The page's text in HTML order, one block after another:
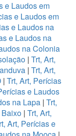
e Laudos em
e Laudos em
e Laudos na
e Laudos na
na Colonia
| Trt, Art,
| Trt, Art,
| Trt, Art, Perícias
e Laudos
na Lapa| Trt,
| Trt, Art,
Art, Perícias e